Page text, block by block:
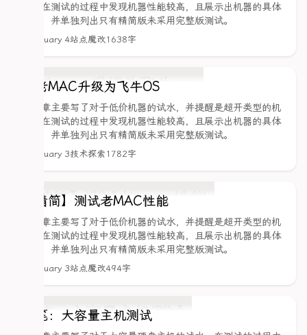
器。在测试的过程中发现机器性能较高，且展示出机器的具体
价格，并单独列出只有精简版未采用完整版测试。
February 4站点魔改1638字
给老MAC升级为飞牛OS
该文章主要写了对于低价机器的试水，并提醒是超开类型的机
器。在测试的过程中发现机器性能较高，且展示出机器的具体
价格，并单独列出只有精简版未采用完整版测试。
February 3技术探索 1782字
【精简】测试老MAC性能
该文章主要写了对于低价机器的试水，并提醒是超开类型的机
器。在测试的过程中发现机器性能较高，且展示出机器的具体
价格，并单独列出只有精简版未采用完整版测试。
February 3站点魔改494字
随笔：大容量主机测试